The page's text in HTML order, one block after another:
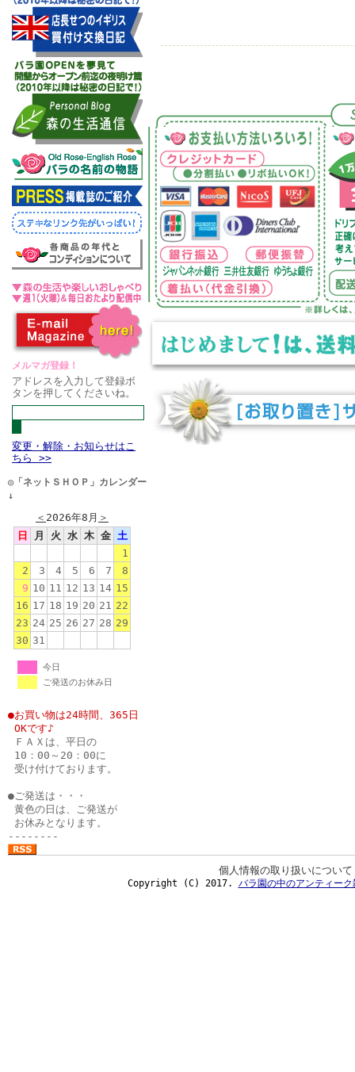
メルマガ登録！
アドレスを入力して登録ボ
タンを押してくださいね。
変更・解除・お知らせはこ
ちら >>
◎「ネットＳＨＯＰ」カレンダー
↓
＜ 2026年8月 ＞
日
月 火 水 木 金 土
1
2
3 4 5 6 7
8
9 10 11 12 13 14 15
16 17 18 19 20 21 22
23 24 25 26 27 28 29
30 31
今日
ご発送のお休み日
●お買い物は24時間、365日
OKです♪
ＦＡＸは、平日の
10：00～20：00に
受け付けております。
●ご発送は・・・
黄色の日は、ご発送が
お休みとなります。
--------
個人情報の取り扱いについて
Copyright (C) 2017. バラ園の中のアンティーク